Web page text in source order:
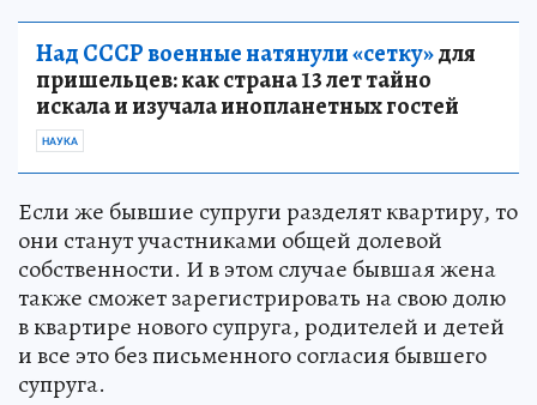
Над СССР военные натянули «сетку»для
пришельцев: как страна 13 лет тайно
искала и изучала инопланетных гостей
НАУКА
Если же бывшие супруги разделят квартиру, то
они станут участниками общей долевой
собственности. И в этом случае бывшая жена
также сможет зарегистрировать на свою долю
в квартире нового супруга, родителей и детей
и все это без письменного согласия бывшего
супруга.